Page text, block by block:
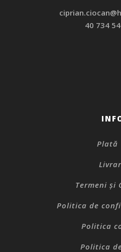
40 734
Plată
Termeni și
Politica de
Politica
Politica